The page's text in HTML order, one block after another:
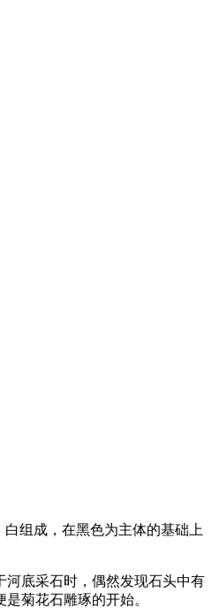
组成，在黑色为主体的基础上
河底采石时，偶然发现石头中有
菊花石雕琢的开始。